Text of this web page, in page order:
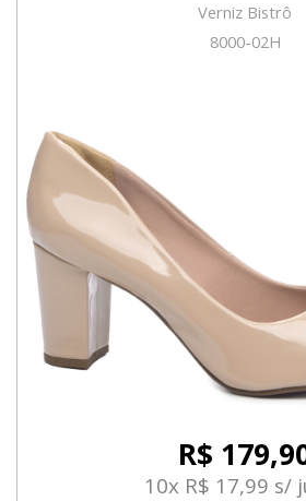
Verniz Bistrô
8000-02H
R$
10x R$ 17,99 s/